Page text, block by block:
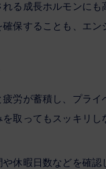
る成長ホルモンに
保することも、エ
労が蓄積し、プラ
取ってもスッキリ
休暇日数などを確